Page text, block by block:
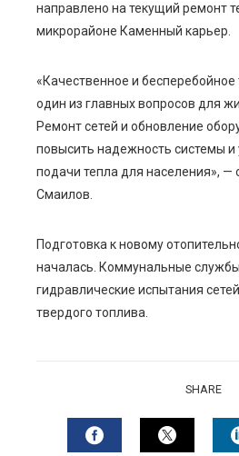
направлено на текущий ремонт
микрорайоне Каменный карьер.
«Качественное и
один из главных вопросов для
Ремонт сетей и обновление
повысить надежность системы и
подачи тепла для населения», —
Смаилов.
Подготовка к новому
началась. Коммунальные
гидравлические испытания
твердого топлива.
SHARE